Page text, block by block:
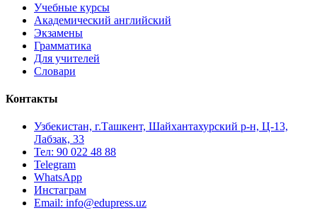
Учебные курсы
Академический английский
Экзамены
Грамматика
Для учителей
Словари
Контакты
Узбекистан, г.Ташкент, Шайхантахурский р-н, Ц-13,
Лабзак, 33
Тел: 90 022 48 88
Telegram
WhatsApp
Инстаграм
Email: info@edupress.uz